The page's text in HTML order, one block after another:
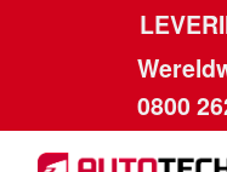
0800
Skip
Skip